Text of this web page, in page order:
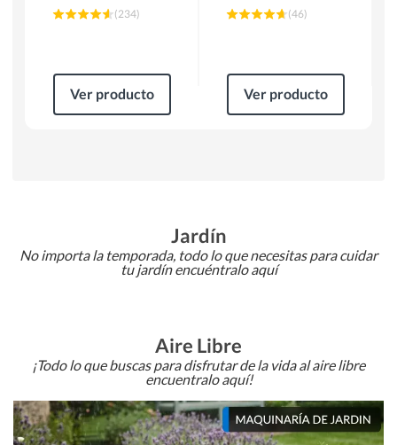
(234)
Ver producto
(46)
Ver producto
Jardín
No importa la temporada, todo lo que necesitas para cuidar
tu jardín encuéntralo aquí
Aire Libre
¡Todo lo que buscas para disfrutar de la vida al aire libre
encuentralo aquí!